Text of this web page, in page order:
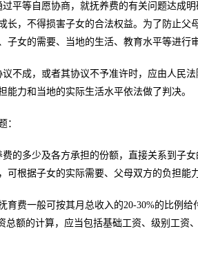
平等自愿协商，就抚养费的有关问题达成
长，不得损害子女的合法权益。为了防止
子女的需要、当地的生活、教育水平等进行
不成，或者其协议不予准许时，应由人民
能力和当地的实际生活水平依法做了判决。
：
的多少及各方承担的份额，直接关系到子
可根据子女的实际需要、父母双方的负担能
育费一般可按其月总收入的20-30%的比例
总额的计算，应当包括基础工资、级别工资